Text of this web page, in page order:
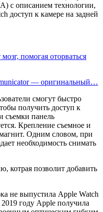
с описанием технологии,
доступ к камере на задней
помогая оторваться
— оригинальный…
смогут быстро
получить доступ к
съемки панель
Крепление съемное и
Одним словом, при
необходимость снимать
не выпустила Apple Watch
году Apple получила